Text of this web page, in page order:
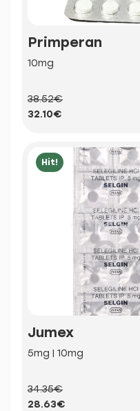
Primperan
10mg
38.52€
32.10€
Hit!
Jumex
5mg | 10mg
34.35€
28.63€